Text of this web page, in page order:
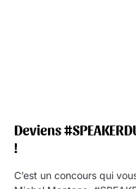
Deviens
!
C’est un concours qui